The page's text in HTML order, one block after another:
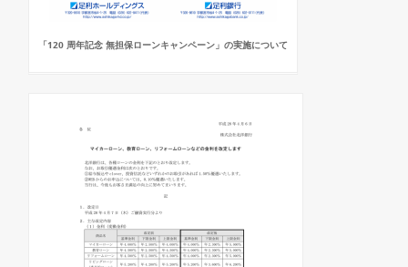
「120 周年記念 無担保ローンキャンペーン」の実施について